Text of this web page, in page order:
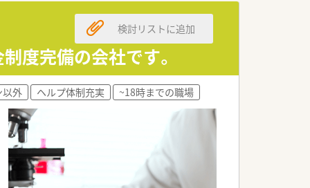
す。
できます。
度完備の会社です。
検討リストに追加
以外 ヘルプ体制充実 ~18時までの職場